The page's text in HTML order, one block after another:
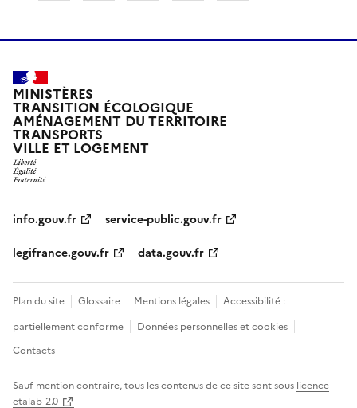
MINISTÈRES
TRANSITION ÉCOLOGIQUE
AMÉNAGEMENT DU TERRITOIRE
TRANSPORTS
VILLE ET LOGEMENT
info.gouv.fr
service-public.gouv.fr
legifrance.gouv.fr
data.gouv.fr
Plan du site Glossaire Mentions légales
Accessibilité :
partiellement conforme
Données personnelles et cookies
Contacts
Sauf mention contraire, tous les contenus de ce site sont sous licence
etalab-2.0